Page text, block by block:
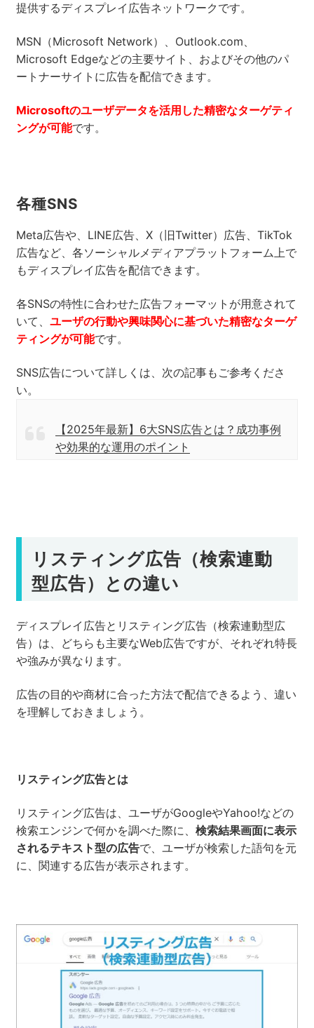
提供するディスプレイ広告ネットワークです。
MSN（Microsoft Network）、Outlook.com、
Microsoft Edgeなどの主要サイト、およびその他のパ
ートナーサイトに広告を配信できます。
Microsoftのユーザデータを活用した精密なターゲティ
ングが可能です。
各種SNS
Meta広告や、LINE広告、X（旧Twitter）広告、TikTok
広告など、各ソーシャルメディアプラットフォーム上で
もディスプレイ広告を配信できます。
各SNSの特性に合わせた広告フォーマットが用意されて
いて、 ユーザの行動や興味関心に基づいた精密なターゲ
ティングが可能です。
SNS広告について詳しくは、次の記事もご参考くださ
い。
【2025年最新】6大SNS広告とは？成功事例
や効果的な運用のポイント
リスティング広告（検索連動
型広告）との違い
ディスプレイ広告とリスティング広告（検索連動型広
告）は、どちらも主要なWeb広告ですが、それぞれ特長
や強みが異なります。
広告の目的や商材に合った方法で配信できるよう、違い
を理解しておきましょう。
リスティング広告とは
リスティング広告は、ユーザがGoogleやYahoo!などの
検索エンジンで何かを調べた際に、 検索結果画面に表示
されるテキスト型の広告で、ユーザが検索した語句を元
に、関連する広告が表示されます。